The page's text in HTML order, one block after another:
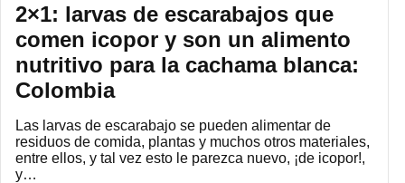
2×1: larvas de escarabajos que
comen icopor y son un alimento
nutritivo para la cachama blanca:
Colombia
Las larvas de escarabajo se pueden alimentar de
residuos de comida, plantas y muchos otros materiales,
entre ellos, y tal vez esto le parezca nuevo, ¡de icopor!,
y…